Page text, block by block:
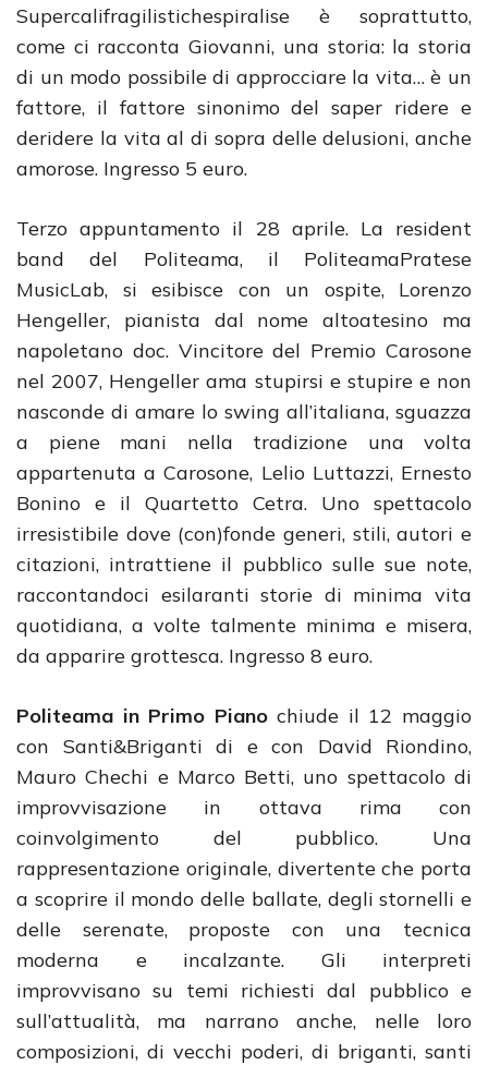
Supercalifragilistichespiralise è soprattutto,
come ci racconta Giovanni, una storia: la storia
di un modo possibile di approcciare la vita… è un
fattore, il fattore sinonimo del saper ridere e
deridere la vita al di sopra delle delusioni, anche
amorose. Ingresso 5 euro.
Terzo appuntamento il 28 aprile. La resident
band del Politeama, il PoliteamaPratese
MusicLab, si esibisce con un ospite, Lorenzo
Hengeller, pianista dal nome altoatesino ma
napoletano doc. Vincitore del Premio Carosone
nel 2007, Hengeller ama stupirsi e stupire e non
nasconde di amare lo swing all’italiana, sguazza
a piene mani nella tradizione una volta
appartenuta a Carosone, Lelio Luttazzi, Ernesto
Bonino e il Quartetto Cetra. Uno spettacolo
irresistibile dove (con)fonde generi, stili, autori e
citazioni, intrattiene il pubblico sulle sue note,
raccontandoci esilaranti storie di minima vita
quotidiana, a volte talmente minima e misera,
da apparire grottesca. Ingresso 8 euro.
Politeama in Primo Pianochiude il 12 maggio
con Santi&Briganti di e con David Riondino,
Mauro Chechi e Marco Betti, uno spettacolo di
improvvisazione in ottava rima con
coinvolgimento del pubblico. Una
rappresentazione originale, divertente che porta
a scoprire il mondo delle ballate, degli stornelli e
delle serenate, proposte con una tecnica
moderna e incalzante. Gli interpreti
improvvisano su temi richiesti dal pubblico e
sull’attualità, ma narrano anche, nelle loro
composizioni, di vecchi poderi, di briganti, santi